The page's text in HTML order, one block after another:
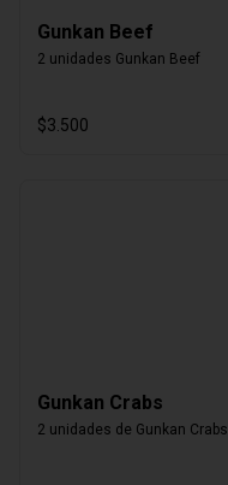
Gunkan Beef
2 unidades Gunkan Beef
$3.500
Gunkan Crabs
2 unidades de Gunkan Crabs